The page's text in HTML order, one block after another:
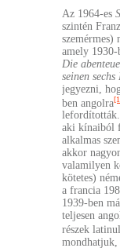
Az 1964-es
szintén
szemérmes)
amely
Die
seinen
jegyezni,
ben angolra
aki kínaiból
alkalmas
akkor
valamilyen
kötetes)
a francia
1939-ben
teljesen
részek